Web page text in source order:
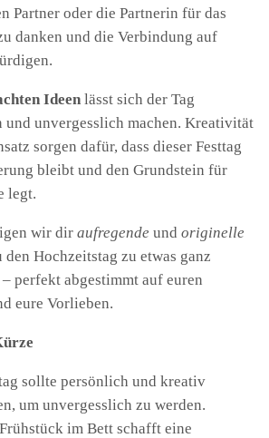
Partner oder die Partnerin für das
danken und die Verbindung auf
Ideen lässt sich der Tag
unvergesslich machen. Kreativität
sorgen dafür, dass dieser Festtag
bleibt und den Grundstein für
legt.
wir dir aufregende und originelle
Hochzeitstag zu etwas ganz
perfekt abgestimmt auf euren
eure Vorlieben.
sollte persönlich und kreativ
um unvergesslich zu werden.
im Bett schafft eine